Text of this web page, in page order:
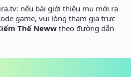
nếu bài giới thiệu mu mới ra
game, vui lòng tham gia trực
Thế Newwtheo đường dẫn